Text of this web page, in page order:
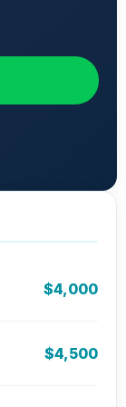
$4,000
$4,500